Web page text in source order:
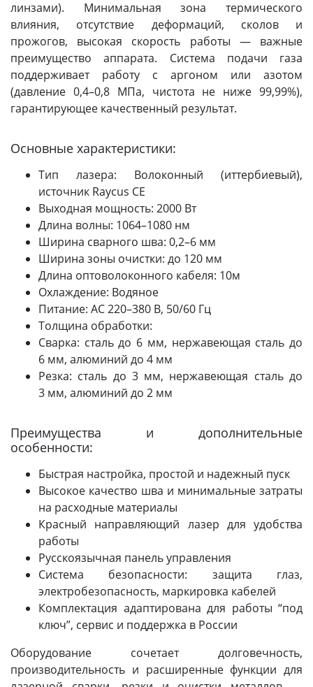
линзами). Минимальная зона термического
влияния, отсутствие деформаций, сколов и
прожогов, высокая скорость работы — важные
преимущество аппарата. Система подачи газа
поддерживает работу с аргоном или азотом
(давление 0,4–0,8 МПа, чистота не ниже 99,99%),
гарантирующее качественный результат.
Основные характеристики:
Тип лазера: Волоконный (иттербиевый),
источник Raycus CE
Выходная мощность: 2000 Вт
Длина волны: 1064–1080 нм
Ширина сварного шва: 0,2–6 мм
Ширина зоны очистки: до 120 мм
Длина оптоволоконного кабеля: 10м
Охлаждение: Водяное
Питание: AC 220–380 В, 50/60 Гц
Толщина обработки:
Сварка: сталь до 6 мм, нержавеющая сталь до
6 мм, алюминий до 4 мм
Резка: сталь до 3 мм, нержавеющая сталь до
3 мм, алюминий до 2 мм
Преимущества и дополнительные
особенности:
Быстрая настройка, простой и надежный пуск
Высокое качество шва и минимальные затраты
на расходные материалы
Красный направляющий лазер для удобства
работы
Русскоязычная панель управления
Система безопасности: защита глаз,
электробезопасность, маркировка кабелей
Комплектация адаптирована для работы “под
ключ”, сервис и поддержка в России
Оборудование сочетает долговечность,
производительность и расширенные функции для